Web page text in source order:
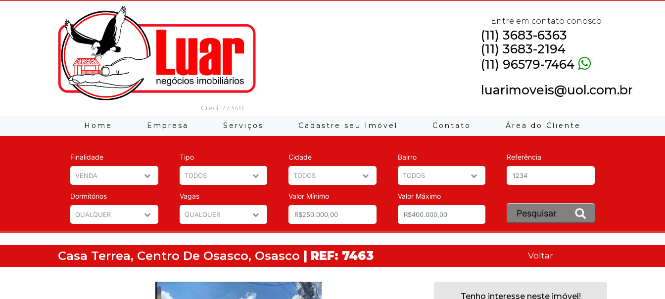
Creci: 77.348
Entre em contato conosco
(11) 3683-6363
(11) 3683-2194
(11) 96579-7464
luarimoveis@uol.com.br
Home Empresa Serviços Cadastre seu Imóvel Contato Área do Cliente
Finalidade Tipo Cidade Bairro Referência
Dormitórios Vagas Valor Mínimo Valor Máximo
Casa Terrea, Centro De Osasco, Osasco | REF: 7463 Voltar
Tenho interesse neste imóvel!